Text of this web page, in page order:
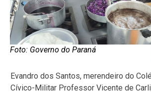
Foto: Governo do Paraná
Evandro dos Santos, merendeiro do
Cívico-Militar Professor Vicente de